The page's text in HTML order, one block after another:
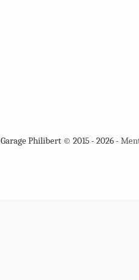
Garage Philibert © 2015 - 2026 -